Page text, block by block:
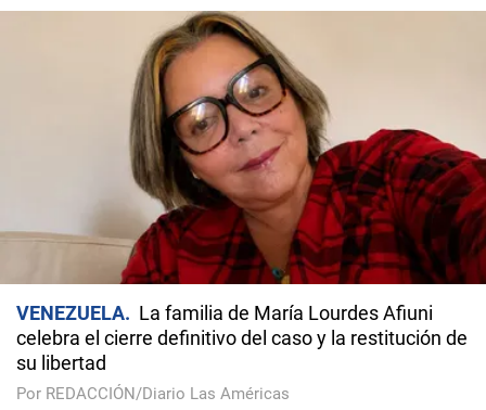
VENEZUELA
La familia de María Lourdes Afiuni
celebra el cierre definitivo del caso y la restitución de
su libertad
Por REDACCIÓN/Diario Las Américas